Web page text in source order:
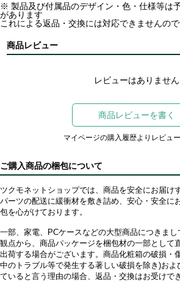
※ 製品及び付属品のデザイン・色・仕様等は
があります
これによる返品・交換には対応できませんの
商品レビュー
レビューはありません
商品レビューを書く
マイページの購入履歴よりレビュ
ご購入商品の梱包について
ツクモネットショップでは、商品を安全にお届け
パーツの配送に緩衝材を敷き詰め、安心・安全に
包を心がけております。
一部、家電、PCケースなどの大型商品につきまし
観点から、商品パッケージを梱包材の一部として
出荷する場合がございます。商品化粧箱の破損・
中のトラブル等で発生する著しい破損を除き)お
ていると言う理由の場合、返品・交換はお受けで